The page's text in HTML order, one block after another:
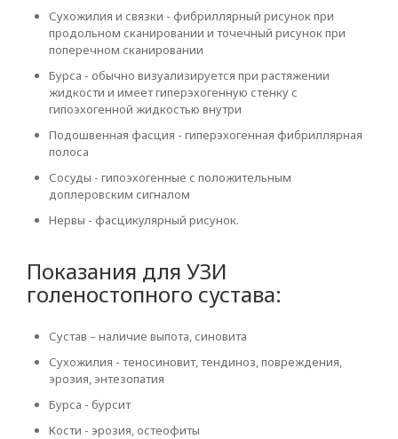
Сухожилия и связки - фибриллярный рисунок при
продольном сканировании и точечный рисунок при
поперечном сканировании
Бурса - обычно визуализируется при растяжении
жидкости и имеет гиперэхогенную стенку с
гипоэхогенной жидкостью внутри
Подошвенная фасция - гиперэхогенная фибриллярная
полоса
Сосуды - гипоэхогенные с положительным
доплеровским сигналом
Нервы - фасцикулярный рисунок.
Показания для УЗИ
голеностопного сустава:
Сустав – наличие выпота, синовита
Сухожилия - теносиновит, тендиноз, повреждения,
эрозия, энтезопатия
Бурса - бурсит
Кости - эрозия, остеофиты